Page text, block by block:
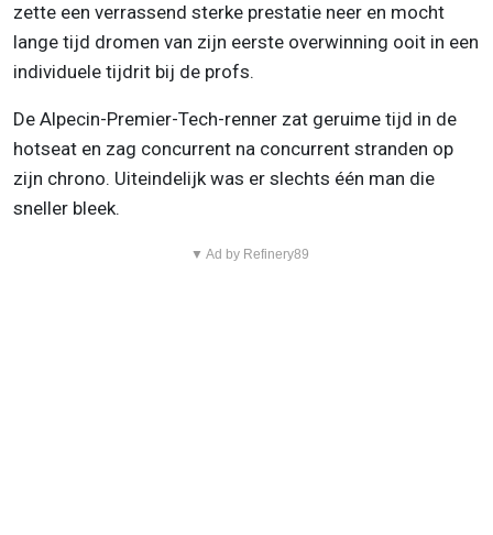
zette een verrassend sterke prestatie neer en mocht
lange tijd dromen van zijn eerste overwinning ooit in een
individuele tijdrit bij de profs.
De Alpecin-Premier-Tech-renner zat geruime tijd in de
hotseat en zag concurrent na concurrent stranden op
zijn chrono. Uiteindelijk was er slechts één man die
sneller bleek.
▼ Ad by Refinery89